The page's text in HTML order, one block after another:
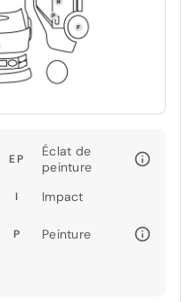
EP
Éclat de
peinture
I Impact
P Peinture